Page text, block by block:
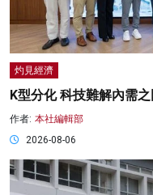
灼見經濟
K型分化 科技難解內需
作者: 本社編輯部
2026-08-06